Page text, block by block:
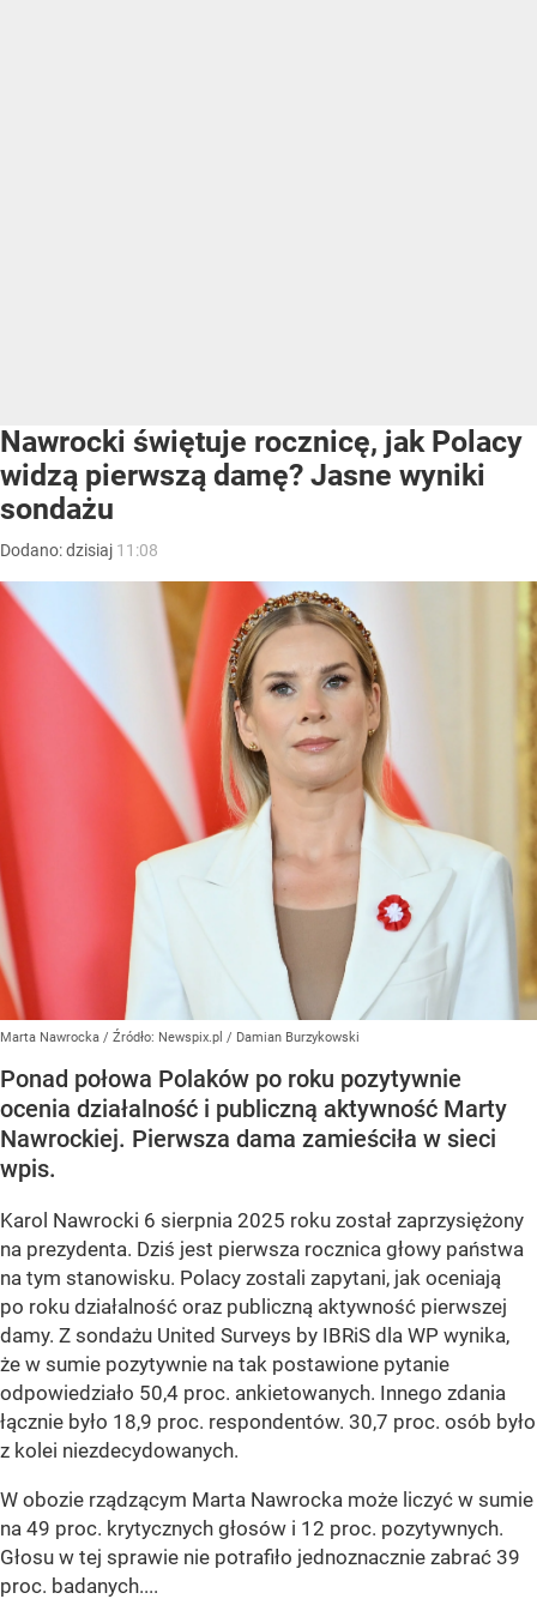
Nawrocki świętuje rocznicę, jak Polacy
widzą pierwszą damę? Jasne wyniki
sondażu
Dodano:dzisiaj 11:08
Marta Nawrocka / Źródło: Newspix.pl / Damian Burzykowski
Ponad połowa Polaków po roku pozytywnie
ocenia działalność i publiczną aktywność Marty
Nawrockiej. Pierwsza dama zamieściła w sieci
wpis.
Karol Nawrocki 6 sierpnia 2025 roku został zaprzysiężony
na prezydenta. Dziś jest pierwsza rocznica głowy państwa
na tym stanowisku. Polacy zostali zapytani, jak oceniają
po roku działalność oraz publiczną aktywność pierwszej
damy. Z sondażu United Surveys by IBRiS dla WP wynika,
że w sumie pozytywnie na tak postawione pytanie
odpowiedziało 50,4 proc. ankietowanych. Innego zdania
łącznie było 18,9 proc. respondentów. 30,7 proc. osób było
z kolei niezdecydowanych.
W obozie rządzącym Marta Nawrocka może liczyć w sumie
na 49 proc. krytycznych głosów i 12 proc. pozytywnych.
Głosu w tej sprawie nie potrafiło jednoznacznie zabrać 39
proc. badanych....